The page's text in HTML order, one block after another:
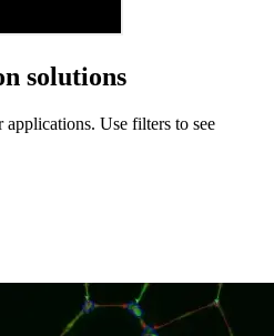
solutions
Use filters to see